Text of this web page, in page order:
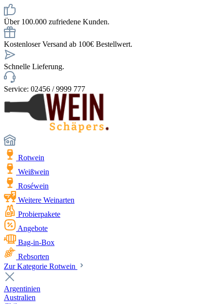
Über 100.000 zufriedene Kunden.
Kostenloser Versand ab 100€ Bestellwert.
Schnelle Lieferung.
Service: 02456 / 9999 777
Rotwein
Weißwein
Roséwein
Weitere Weinarten
Probierpakete
Angebote
Bag-in-Box
Rebsorten
Zur Kategorie Rotwein
Argentinien
Australien